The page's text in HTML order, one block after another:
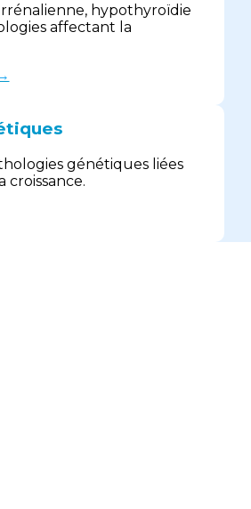
hypothyroïdie
affectant la
génétiques liées
croissance.